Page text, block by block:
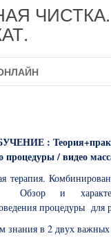
ЧИСТКА.
:
процедуры / видео
терапия.
Обзор и
процедуры для
знания в 2 двух